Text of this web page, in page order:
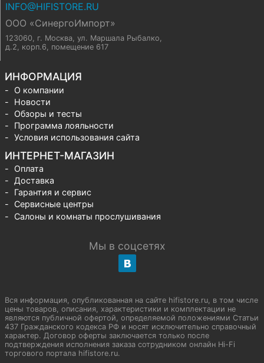
INFO@HIFISTORE.RU
ООО «СинергоИмпорт»
123060, г. Москва, ул. Маршала Рыбалко,
д.2, корп.6, помещение 617
ИНФОРМАЦИЯ
О компании
Новости
Обзоры и тесты
Программа лояльности
Условия использования сайта
ИНТЕРНЕТ-МАГАЗИН
Оплата
Доставка
Гарантия и сервис
Сервисные центры
Салоны и комнаты прослушивания
Мы в соцсетях
Вся информация, опубликованная на сайте hifistore.ru, в том числе
цены товаров, описания, характеристики и комплектации не
являются публичной офертой, определяемой положениями Статьи
437 Гражданского кодекса РФ и носят исключительно справочный
характер. Договор оферты заключается только после
подтверждения исполнения заказа сотрудником онлайн Hi-Fi
торгового портала hifistore.ru.